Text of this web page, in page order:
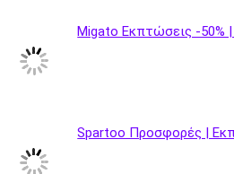
Migato Εκπτώσεις -50%
Spartoo Προσφορές |